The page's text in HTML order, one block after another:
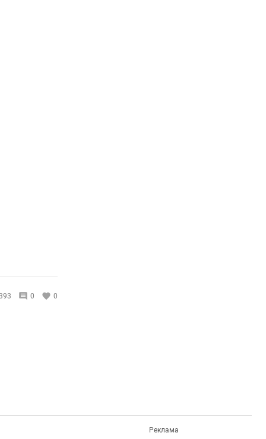
0 0
Реклама